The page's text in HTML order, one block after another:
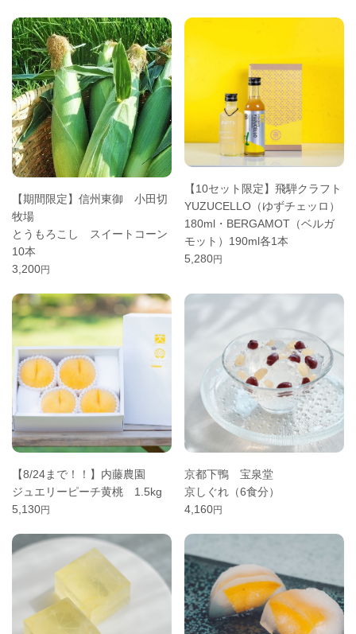
【期間限定】信州東御 小田切
牧場
とうもろこし スイートコーン
10本
3,200円
【10セット限定】飛騨クラフト
YUZUCELLO（ゆずチェッロ）
180ml・BERGAMOT（ベルガ
モット）190ml各1本
5,280円
【8/24まで！！】内藤農園
ジュエリーピーチ黄桃 1.5kg
5,130円
京都下鴨 宝泉堂
京しぐれ（6食分）
4,160円